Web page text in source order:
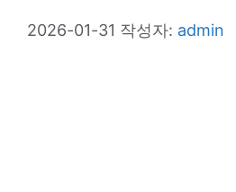
2026-01-31 작성자: admin